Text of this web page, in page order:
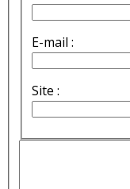
E-mail :
Site :